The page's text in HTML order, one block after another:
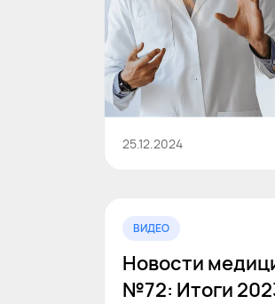
25.12.2024
ВИДЕО
Новости
№72: Итоги